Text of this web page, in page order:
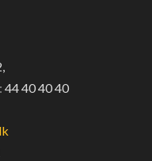
44 40 40 40